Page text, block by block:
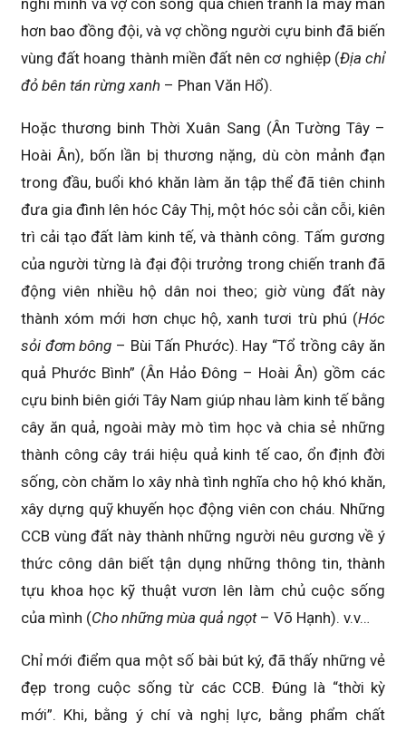
hơn bao đồng đội, và vợ chồng người cựu binh đã biến
vùng đất hoang thành miền đất nên cơ nghiệp (Địa chỉ
đỏ bên tán rừng xanh – Phan Văn Hổ).
Hoặc thương binh Thời Xuân Sang (Ân Tường Tây –
Hoài Ân), bốn lần bị thương nặng, dù còn mảnh đạn
trong đầu, buổi khó khăn làm ăn tập thể đã tiên chinh
đưa gia đình lên hóc Cây Thị, một hóc sỏi cằn cỗi, kiên
trì cải tạo đất làm kinh tế, và thành công. Tấm gương
của người từng là đại đội trưởng trong chiến tranh đã
động viên nhiều hộ dân noi theo; giờ vùng đất này
thành xóm mới hơn chục hộ, xanh tươi trù phú (Hóc
sỏi đơm bông – Bùi Tấn Phước). Hay “Tổ trồng cây ăn
quả Phước Bình” (Ân Hảo Đông – Hoài Ân) gồm các
cựu binh biên giới Tây Nam giúp nhau làm kinh tế bằng
cây ăn quả, ngoài mày mò tìm học và chia sẻ những
thành công cây trái hiệu quả kinh tế cao, ổn định đời
sống, còn chăm lo xây nhà tình nghĩa cho hộ khó khăn,
xây dựng quỹ khuyến học động viên con cháu. Những
CCB vùng đất này thành những người nêu gương về ý
thức công dân biết tận dụng những thông tin, thành
tựu khoa học kỹ thuật vươn lên làm chủ cuộc sống
của mình (Cho những mùa quả ngọt– Võ Hạnh). v.v…
Chỉ mới điểm qua một số bài bút ký, đã thấy những vẻ
đẹp trong cuộc sống từ các CCB. Đúng là “thời kỳ
mới”. Khi, bằng ý chí và nghị lực, bằng phẩm chất